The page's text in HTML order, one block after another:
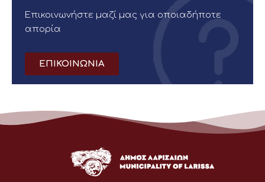
Επικοινωνήστε μαζί μας για οποιαδήποτε
απορία
ΕΠΙΚΟΙΝΩΝΙΑ